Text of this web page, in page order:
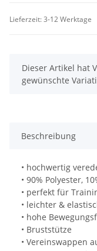
Lieferzeit:3-12 Werktage
x
Dieser Artikel hat
gewünschte
Beschreibung
• hochwertig
• 90% Polyester,
• perfekt für
• leichter &
• hohe
• Bruststütze
• Vereinswappen